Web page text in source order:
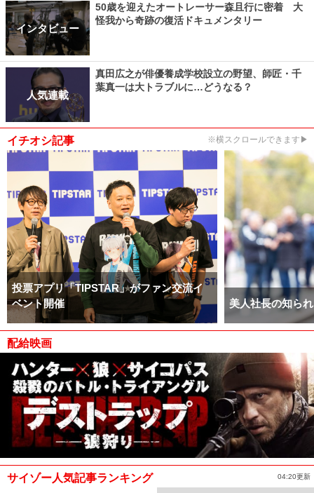
インタビュー
50歳を迎えたオートレーサー森且行に密着 大
怪我から奇跡の復活ドキュメンタリー
人気連載
真田広之が俳優養成学校設立の野望、師匠・千
葉真一は大トラブルに…どうなる？
イチオシ記事 ※横スクロールできます▶
投票アプリ「TIPSTAR」がファン交流イ
ベント開催
美人社長の知ら
配給映画
サイゾー人気記事ランキング 04:20更新